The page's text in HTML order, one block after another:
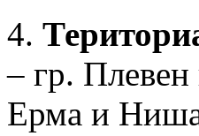
4.
– гр. Плевен
Ерма и